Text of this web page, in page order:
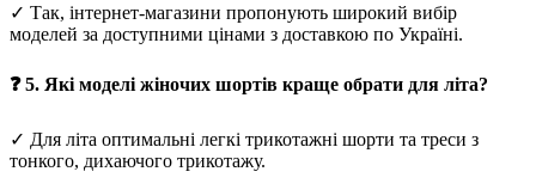
✓ Так, інтернет-магазини пропонують широкий вибір
моделей за доступними цінами з доставкою по Україні.
❓ 5. Які моделі жіночих шортів краще обрати для літа?
✓ Для літа оптимальні легкі трикотажні шорти та треси з
тонкого, дихаючого трикотажу.